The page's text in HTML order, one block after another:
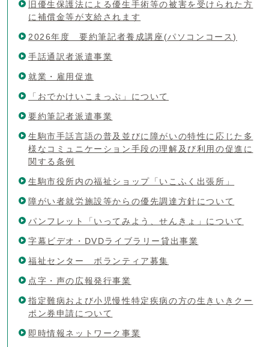
旧優生保護法による優生手術等の被害を受けられた方
に補償金等が支給されます
2026年度 要約筆記者養成講座(パソコンコース)
手話通訳者派遣事業
就業・雇用促進
「おでかけいこまっぷ」について
要約筆記者派遣事業
生駒市手話言語の普及並びに障がいの特性に応じた多
様なコミュニケーション手段の理解及び利用の促進に
関する条例
生駒市役所内の福祉ショップ「いこふく出張所」
障がい者就労施設等からの優先調達方針について
パンフレット「いってみよう、せんきょ」について
字幕ビデオ・DVDライブラリー貸出事業
福祉センター ボランティア募集
点字・声の広報発行事業
指定難病および小児慢性特定疾病の方の生きいきクー
ポン券申請について
即時情報ネットワーク事業